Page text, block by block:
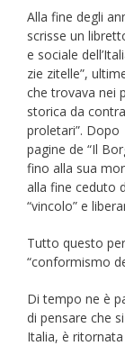
Alla fine degli
scrisse un
e sociale
zie zitelle”,
che trovava nei
storica da
proletari”.
pagine de “Il
fino alla sua
alla fine ceduto
“vincolo” e
Tutto questo
“conformismo
Di tempo ne è
di pensare che
Italia, è